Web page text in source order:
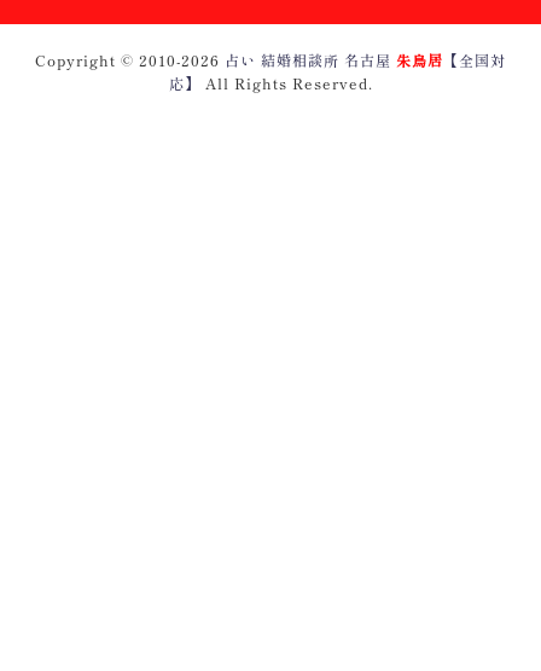
Copyright © 2010-2026 占い 結婚相談所 名古屋 朱鳥居 【全国対
応】
All Rights Reserved.